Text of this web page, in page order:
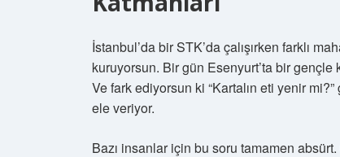
İstanbul’da bir STK’da çalışırken farklı
kuruyorsun. Bir gün Esenyurt’ta bir
Ve fark ediyorsun ki “Kartalın eti yenir
ele veriyor.
Bazı insanlar için bu soru tamamen